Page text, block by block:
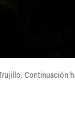
Continuación